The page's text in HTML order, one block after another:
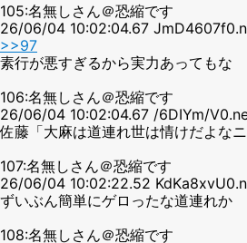
105:名無しさん＠恐縮です
26/06/04 10:02:04.67
>>97
素行が悪すぎるから実力あってもな
106:名無しさん＠恐縮です
26/06/04 10:02:04.67 /6DIYm/
佐藤「大麻は道連れ世は情けだよな
107:名無しさん＠恐縮です
26/06/04 10:02:22.52
ずいぶん簡単にゲロったな道連れか
108:名無しさん＠恐縮です